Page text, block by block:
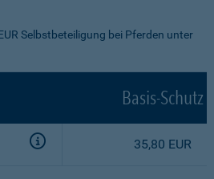
Selbstbeteiligung bei Pferden unter
Basis-Schutz
35,80 EUR